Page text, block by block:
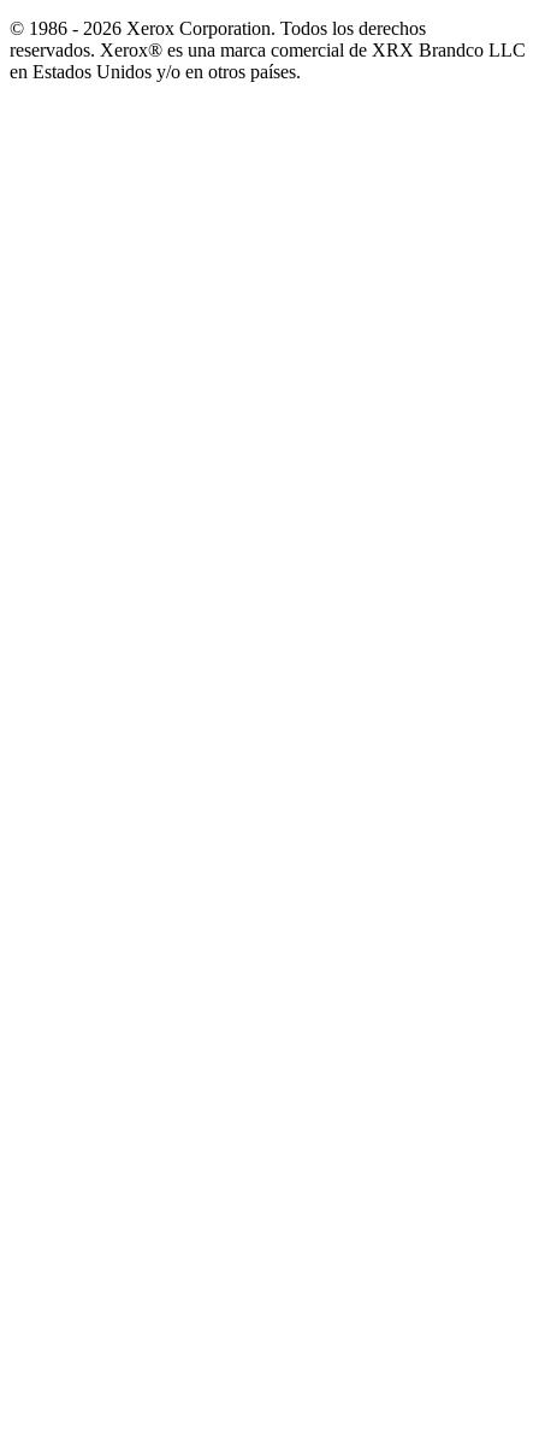
© 1986 - 2026 Xerox Corporation. Todos los derechos
reservados. Xerox® es una marca comercial de XRX Brandco LLC
en Estados Unidos y/o en otros países.